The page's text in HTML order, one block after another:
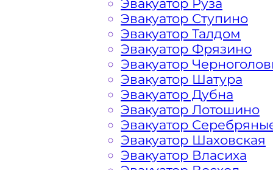
Габариты, вес и тип
Заказанный эвакуатор
платформой
Маршрут от места вызова
Богородского шоссе
Затрудняющие факторы –
передач (АКПП)
Эвакуатор Руза
Эвакуатор Ступино
Эвакуатор Талдом
Эвакуатор Фрязино
Эвакуатор
Эвакуатор Шатура
Эвакуатор Дубна
Эвакуатор Лотошино
Эвакуатор
Эвакуатор Шаховская
Эвакуатор Власиха